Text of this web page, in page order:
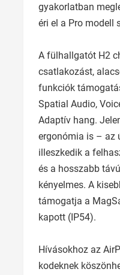
gyakorlatban
éri el a Pro modell
A fülhallgatót H2
csatlakozást,
funkciók
Spatial Audio,
Adaptív hang.
ergonómia is – az
illeszkedik a
és a hosszabb
kényelmes. A
támogatja a
kapott (IP54).
Hívásokhoz az
kodeknek